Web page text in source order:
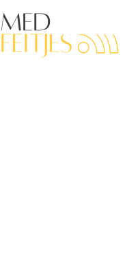
naar
de